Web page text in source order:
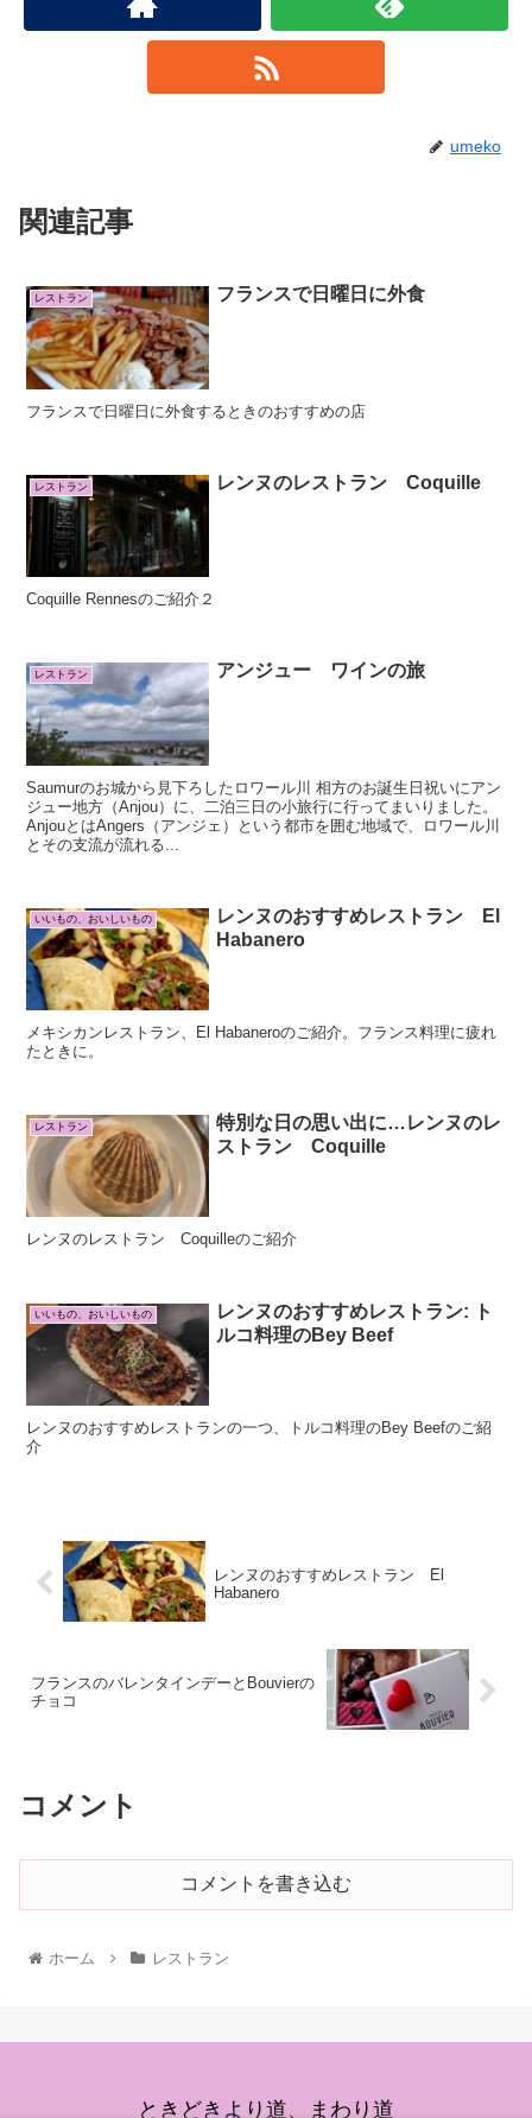
umeko
関連記事
レストラン フランスで日曜日に外食
フランスで日曜日に外食するときのおすすめの店
レストラン レンヌのレストラン Coquille
Coquille Rennesのご紹介２
レストラン アンジュー ワインの旅
Saumurのお城から見下ろしたロワール川 相方のお誕生日祝いにアン
ジュー地方（Anjou）に、二泊三日の小旅行に行ってまいりました。
AnjouとはAngers（アンジェ）という都市を囲む地域で、ロワール川
とその支流が流れる...
いいもの、おいしいもの
レンヌのおすすめレストラン El
Habanero
メキシカンレストラン、El Habaneroのご紹介。フランス料理に疲れ
たときに。
レストラン
特別な日の思い出に…レンヌのレ
ストラン Coquille
レンヌのレストラン Coquilleのご紹介
いいもの、おいしいもの
レンヌのおすすめレストラン: ト
ルコ料理のBey Beef
レンヌのおすすめレストランの一つ、トルコ料理のBey Beefのご紹
介
レンヌのおすすめレストラン El
Habanero
フランスのバレンタインデーとBouvierの
チョコ
コメント
コメントを書き込む
ホーム レストラン
ときどきより道、まわり道